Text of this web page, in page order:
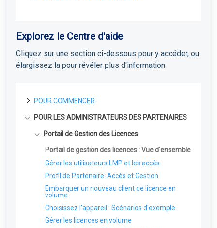
Explorez le Centre d'aide
Cliquez sur une section ci-dessous pour y accéder, ou
élargissez la pour révéler plus d'information
POUR COMMENCER
A propos de Field Effect MDR
Comment fonctionne le Field Effect MDR
POUR LES ADMINISTRATEURS DES PARTENAIRES
Portail de Gestion des Licences
Portail de gestion des licences : Vue d'ensemble
Gérer les utilisateurs LMP et les accès
Profil de Partenaire: Accès et Gestion
Embarquer un nouveau client de licence en
volume
Choisissez l'appareil : Scénarios d'exemple
Gérer les licences en volume